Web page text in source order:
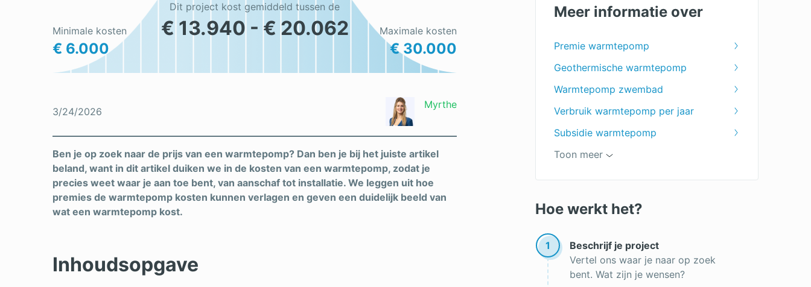
Minimale kosten
€ 6.000
Maximale kosten
€ 30.000
Dit project kost gemiddeld tussen de
€ 13.940 - € 20.062
3/24/2026
Myrthe
Ben je op zoek naar de prijs van een warmtepomp? Dan ben je bij het juiste artikel
beland, want in dit artikel duiken we in de kosten van een warmtepomp, zodat je
precies weet waar je aan toe bent, van aanschaf tot installatie. We leggen uit hoe
premies de warmtepomp kosten kunnen verlagen en geven een duidelijk beeld van
wat een warmtepomp kost.
Inhoudsopgave
Meer informatie over
Premie warmtepomp
Geothermische warmtepomp
Warmtepomp zwembad
Verbruik warmtepomp per jaar
Subsidie warmtepomp
Lucht-lucht warmtepomp
Warmtepomp installateur
Hybride warmtepomp
Toon meer
Hoe werkt het?
1
Beschrijf je project
Vertel ons waar je naar op zoek
bent. Wat zijn je wensen?